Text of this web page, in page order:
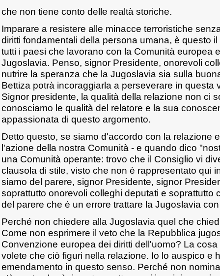
che non tiene conto delle realtà storiche.
Imparare a resistere alle minacce terroristiche
diritti fondamentali della persona umana, è questo
tutti i paesi che lavorano con la Comunità europea
Jugoslavia. Penso, signor Presidente, onorevoli
nutrire la speranza che la Jugoslavia sia sulla
Bettiza potrà incoraggiarla a perseverare in questa
Signor presidente, la qualità della relazione non ci
conosciamo le qualità del relatore e la sua
appassionata di questo argomento.
Detto questo, se siamo d'accordo con la relazione
l'azione della nostra Comunità - e quando dico
una Comunità operante: trovo che il Consiglio vi
clausola di stile, visto che non è rappresentato qui
siamo del parere, signor Presidente, signor
soprattutto onorevoli colleghi deputati e soprattutto
del parere che è un errore trattare la Jugoslavia
Perché non chiedere alla Jugoslavia quel che
Come non esprimere il veto che la Repubblica
Convenzione europea dei diritti dell'uomo? La
volete che ciò figuri nella relazione. Io lo auspico e
emendamento in questo senso. Perché non